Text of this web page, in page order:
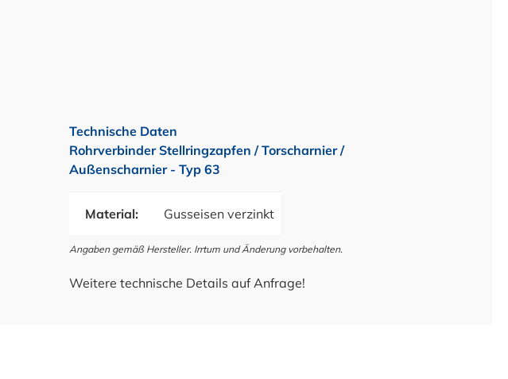
Technische Daten
Rohrverbinder Stellringzapfen / Torscharnier /
Außenscharnier - Typ 63
Material: Gusseisen verzinkt
Angaben gemäß Hersteller. Irrtum und Änderung vorbehalten.
Weitere technische Details auf Anfrage!